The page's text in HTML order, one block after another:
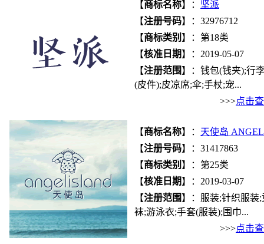
【商标名称】： 坚派
【注册号码】：32976712
【商标类别 】：第18类
【核准日期】：2019-05-07
【注册范围】：钱包(钱夹);行
(皮件);皮凉席;伞;手杖;宠...
>>>点击
【商标名称】： 天使岛
【注册号码】：31417863
【商标类别 】：第25类
【核准日期】：2019-03-07
【注册范围】：服装;针织服装
袜;游泳衣;手套(服装);围巾...
>>>点击